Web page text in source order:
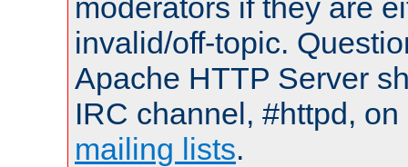
moderators if they are
invalid/off-topic.
Apache HTTP Server
IRC channel, #httpd,
mailing lists.